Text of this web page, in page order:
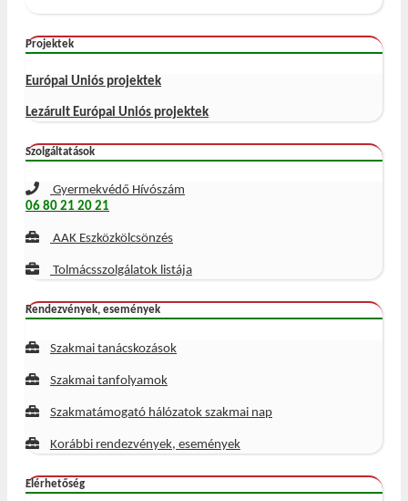
Projektek
Európai Uniós projektek
Lezárult Európai Uniós projektek
Szolgáltatások
Gyermekvédő Hívószám
06 80 21 20 21
AAK Eszközkölcsönzés
Tolmácsszolgálatok listája
Rendezvények, események
Szakmai tanácskozások
Szakmai tanfolyamok
Szakmatámogató hálózatok szakmai nap
Korábbi rendezvények, események
Elérhetőség